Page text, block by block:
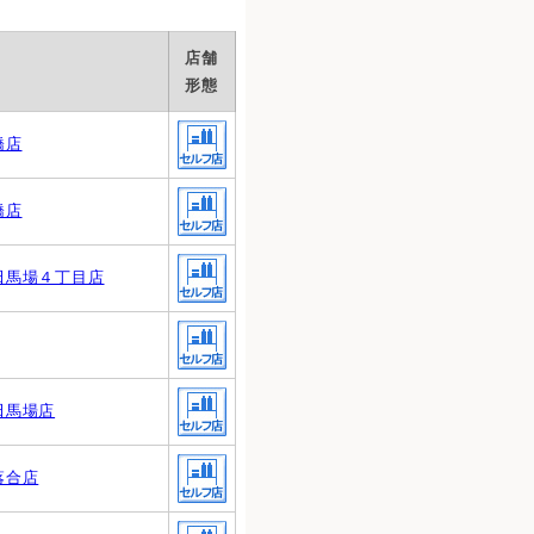
店舗
形態
店
店
馬場４丁目店
馬場店
合店